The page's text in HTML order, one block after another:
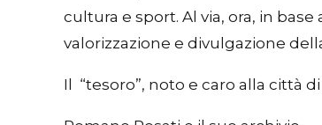
cultura e sport. Al via, ora, in
valorizzazione e divulgazione
Il “tesoro”, noto e caro alla città